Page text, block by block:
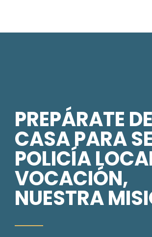
PREPÁRATE
CASA PARA
POLICÍA
VOCACIÓN,
NUESTRA